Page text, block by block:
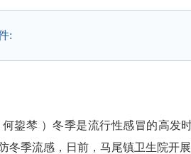
:
棽 ）冬季是流行性感冒的高发时
冬季流感，日前，马尾镇卫生院开